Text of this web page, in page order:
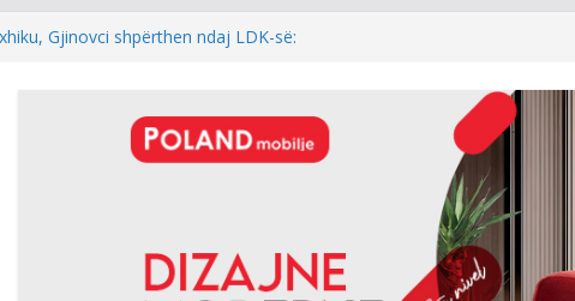
me armatosjen e Serbisë, e quan
NEXHMEDIN ISENI-NEÇKI,
I TRIMËRISË DHE DINJITETIT